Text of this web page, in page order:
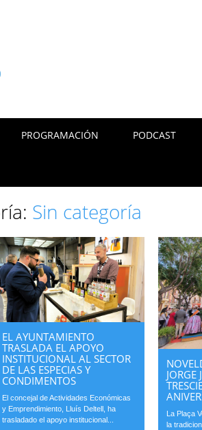
PROGRAMACIÓN PODCAST
Sin categoría
EL AYUNTAMIENTO
TRASLADA EL APOYO
INSTITUCIONAL AL SECTOR
DE LAS ESPECIAS Y
CONDIMENTOS
El concejal de Actividades Económicas
y Emprendimiento, Lluís Deltell, ha
trasladado el apoyo institucional...
JORGE
La Plaça
la